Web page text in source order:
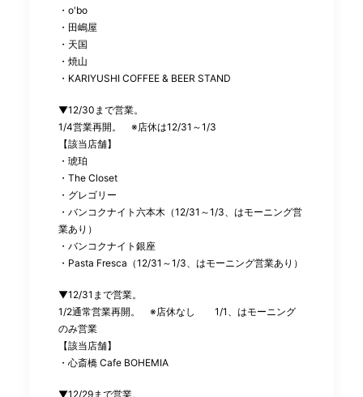
・ o'bo
・田嶋屋
・天国
・焼山
・ KARIYUSHI COFFEE & BEER STAND
▼12/30 まで営業。
1/4営業再開。 ※店休は12/31 ～1/3
【該当店舗】
・琥珀
・ The Closet
・グレゴリー
・バンコクナイト六本木（12/31 ～1/3、はモーニング営
業あり）
・バンコクナイト銀座
・ Pasta Fresca （12/31 ～1/3、はモーニング営業あり）
▼12/31 まで営業。
1/2通常営業再開。 ※店休なし 1/1 、はモーニング
のみ営業
【該当店舗】
・心斎橋 Cafe BOHEMIA
▼12/29まで営業。